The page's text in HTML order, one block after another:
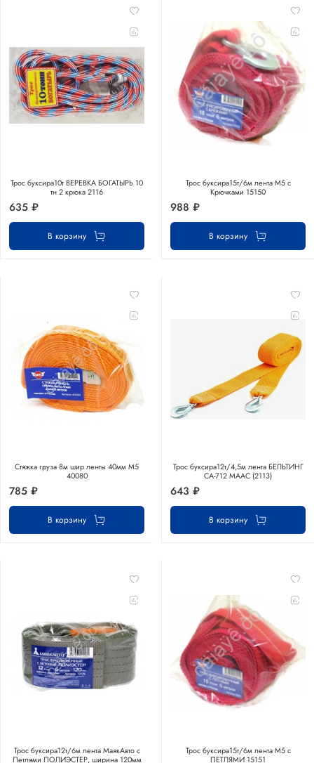
Трос буксира10т ВЕРЕВКА БОГАТЫРЬ 10
тн 2 крюка 2116
635 ₽
В корзину
Трос буксира15т/6м лента М5 с
Крючками 15150
988 ₽
В корзину
Стяжка груза 8м шир ленты 40мм М5
40080
785 ₽
В корзину
Трос буксира12т/4,5м лента БЕЛЬТИНГ
СА-712 МААС (2113)
643 ₽
В корзину
Трос буксира12т/6м лента МаякАвто с
Петлями ПОЛИЭСТЕР, ширина 120мм
Трос буксира15т/6м лента М5 с
ПЕТЛЯМИ 15151